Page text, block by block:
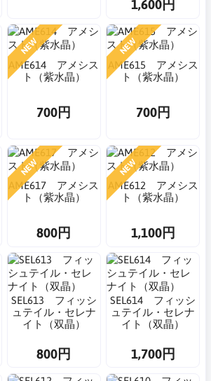
1,600円
NEW
AME614 アメシス
ト（紫水晶）
700円
NEW
AME615 アメシス
ト（紫水晶）
700円
NEW
AME617 アメシス
ト（紫水晶）
800円
NEW
AME612 アメシス
ト（紫水晶）
1,100円
SEL613 フィッシ
ュテイル・セレナ
イト（双晶）
800円
SEL614 フィッシ
ュテイル・セレナ
イト（双晶）
1,700円